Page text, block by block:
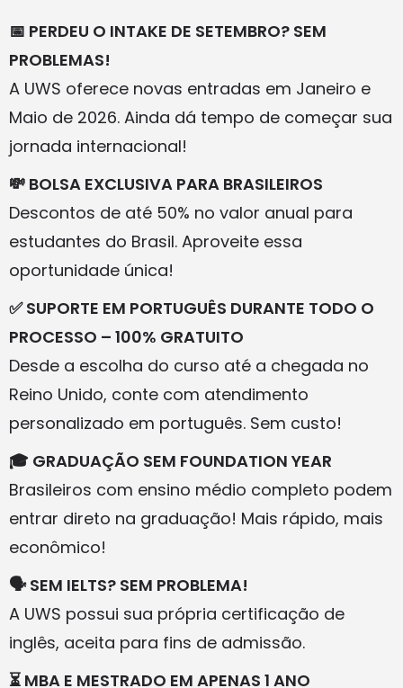
📅 PERDEU O INTAKE DE SETEMBRO? SEM
PROBLEMAS!
A UWS oferece novas entradas em Janeiro e
Maio de 2026. Ainda dá tempo de começar sua
jornada internacional!
💸 BOLSA EXCLUSIVA PARA BRASILEIROS
Descontos de até 50% no valor anual para
estudantes do Brasil. Aproveite essa
oportunidade única!
✅ SUPORTE EM PORTUGUÊS DURANTE TODO O
PROCESSO – 100% GRATUITO
Desde a escolha do curso até a chegada no
Reino Unido, conte com atendimento
personalizado em português. Sem custo!
🎓 GRADUAÇÃO SEM FOUNDATION YEAR
Brasileiros com ensino médio completo podem
entrar direto na graduação! Mais rápido, mais
econômico!
🗣️ SEM IELTS? SEM PROBLEMA!
A UWS possui sua própria certificação de
inglês, aceita para fins de admissão.
⏳ MBA E MESTRADO EM APENAS 1 ANO